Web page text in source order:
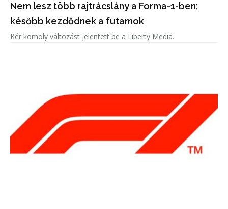
Nem lesz több rajtrácslány a Forma-1-ben;
később kezdődnek a futamok
Kér komoly változást jelentett be a Liberty Media.